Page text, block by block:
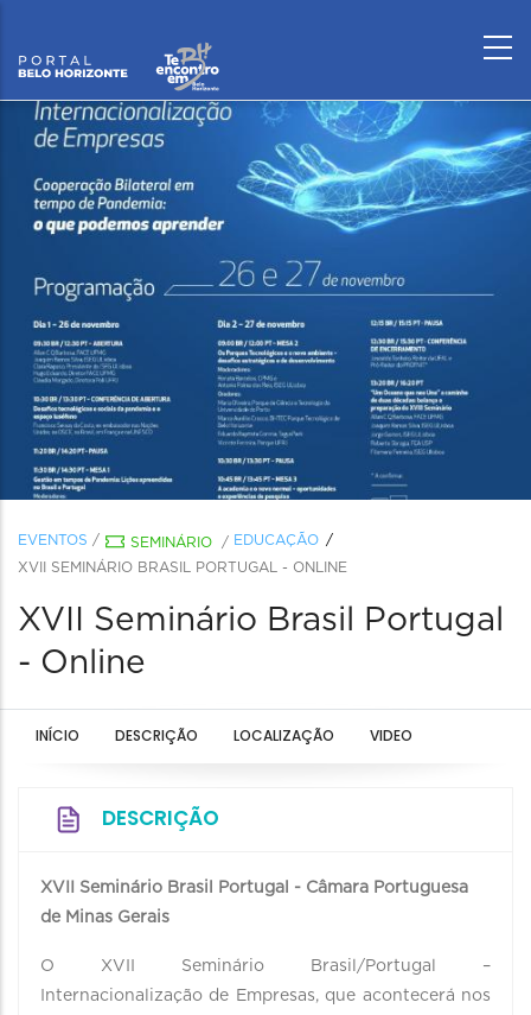
EVENTOS / SEMINÁRIO / EDUCAÇÃO
XVII SEMINÁRIO BRASIL PORTUGAL - ONLINE
XVII Seminário Brasil Portugal
- Online
INÍCIO DESCRIÇÃO LOCALIZAÇÃO VIDEO
DESCRIÇÃO
XVII Seminário Brasil Portugal - Câmara Portuguesa
de Minas Gerais
O XVII Seminário Brasil/Portugal –
Internacionalização de Empresas, que acontecerá nos